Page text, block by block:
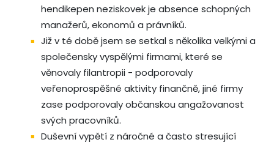
hendikepen neziskovek je absence schopných
manažerů, ekonomů a právníků.
Již v té době jsem se setkal s několika velkými a
společensky vyspělými firmami, které se
věnovaly filantropii - podporovaly
veřenoprospěšné aktivity finančně, jiné firmy
zase podporovaly občanskou angažovanost
svých pracovníků.
Duševní vypětí z náročné a často stresující